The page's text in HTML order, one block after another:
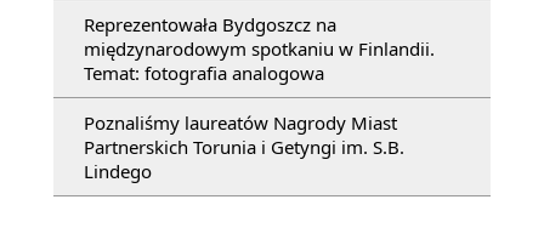
Reprezentowała Bydgoszcz na
międzynarodowym spotkaniu w Finlandii.
Temat: fotografia analogowa
Poznaliśmy laureatów Nagrody Miast
Partnerskich Torunia i Getyngi im. S.B.
Lindego